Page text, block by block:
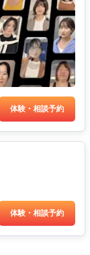
体験・相談予約
体験・相談予約